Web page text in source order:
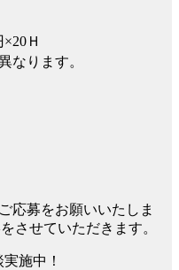
Ｈ
なります。
応募をお願いいたしま
させていただきます。
施中！